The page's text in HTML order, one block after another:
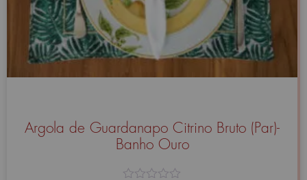
Argola de Guardanapo Citrino Bruto (Par)-
Banho Ouro